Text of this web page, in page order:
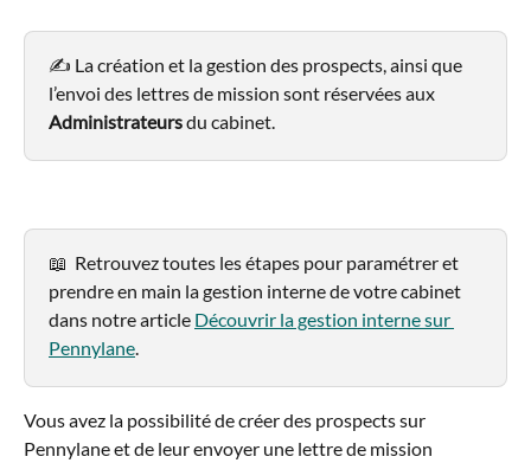
✍️ La création et la gestion des prospects, ainsi que
l’envoi des lettres de mission sont réservées aux
Administrateurs du cabinet.
📖  Retrouvez toutes les étapes pour paramétrer et
prendre en main la gestion interne de votre cabinet
dans notre article Découvrir la gestion interne sur
Pennylane.
Vous avez la possibilité de créer des prospects sur
Pennylane et de leur envoyer une lettre de mission